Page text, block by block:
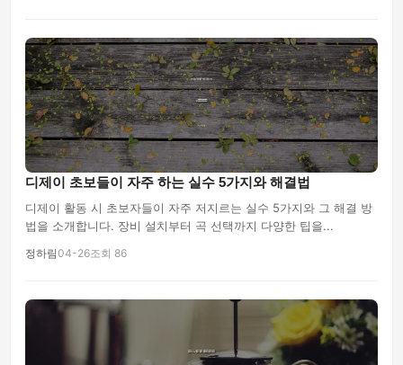
디제이 초보들이 자주 하는 실수 5가지와 해결법
디제이 활동 시 초보자들이 자주 저지르는 실수 5가지와 그 해결 방
법을 소개합니다. 장비 설치부터 곡 선택까지 다양한 팁을...
정하림04-26조회 86